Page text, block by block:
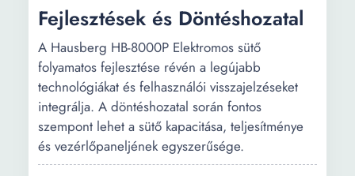
Fejlesztések és Döntéshozatal
A Hausberg HB-8000P Elektromos sütő
folyamatos fejlesztése révén a legújabb
technológiákat és felhasználói visszajelzéseket
integrálja. A döntéshozatal során fontos
szempont lehet a sütő kapacitása, teljesítménye
és vezérlőpaneljének egyszerűsége.